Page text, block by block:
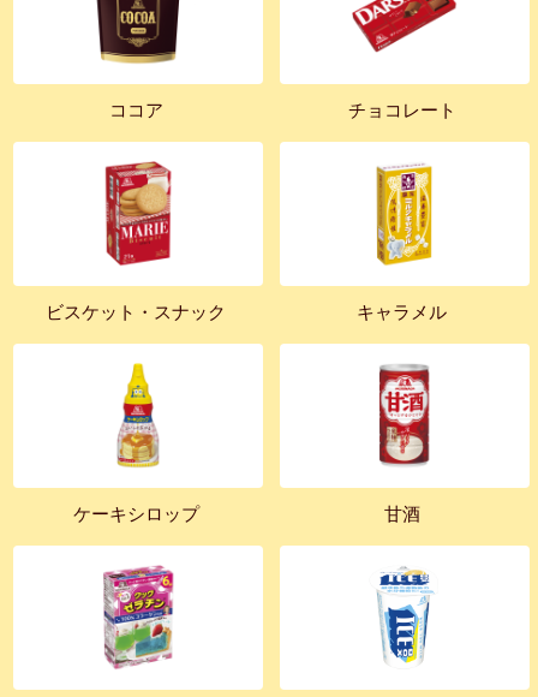
ココア チョコレート
ビスケット・スナック キャラメル
ケーキシロップ 甘酒